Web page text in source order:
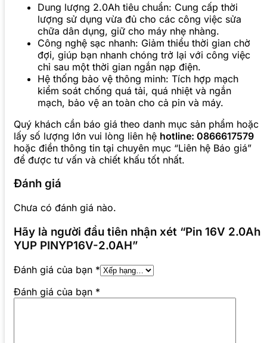
Dung lượng 2.0Ah tiêu chuẩn: Cung cấp thời
lượng sử dụng vừa đủ cho các công việc sửa
chữa dân dụng, giữ cho máy nhẹ nhàng.
Công nghệ sạc nhanh: Giảm thiểu thời gian chờ
đợi, giúp bạn nhanh chóng trở lại với công việc
chỉ sau một thời gian ngắn nạp điện.
Hệ thống bảo vệ thông minh: Tích hợp mạch
kiểm soát chống quá tải, quá nhiệt và ngắn
mạch, bảo vệ an toàn cho cả pin và máy.
Quý khách cần báo giá theo danh mục sản phẩm hoặc
lấy số lượng lớn vui lòng liên hệ hotline: 0866617579
hoặc điền thông tin tại chuyên mục “Liên hệ Báo giá”
để được tư vấn và chiết khấu tốt nhất.
Đánh giá
Chưa có đánh giá nào.
Hãy là người đầu tiên nhận xét “Pin 16V 2.0Ah
YUP PINYP16V-2.0AH”
Đánh giá của bạn *
Đánh giá của bạn *